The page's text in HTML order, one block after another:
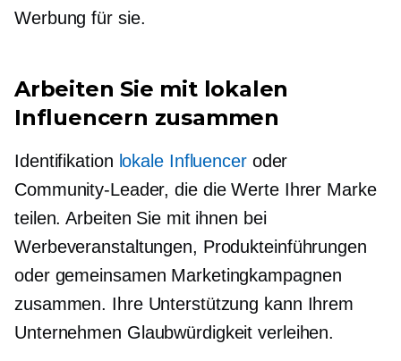
Werbung für sie.
Arbeiten Sie mit lokalen
Influencern zusammen
Identifikation lokale Influenceroder
Community-Leader, die die Werte Ihrer Marke
teilen. Arbeiten Sie mit ihnen bei
Werbeveranstaltungen, Produkteinführungen
oder gemeinsamen Marketingkampagnen
zusammen. Ihre Unterstützung kann Ihrem
Unternehmen Glaubwürdigkeit verleihen.